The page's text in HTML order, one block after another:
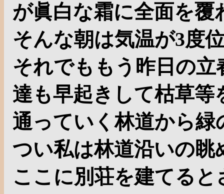
が眞白な霜に全面を覆
そんな朝は気温が3度
それでももう昨日の
達も早起きして枯草
通っていく林道から
つい私は林道沿いの
ここに別荘を建てる